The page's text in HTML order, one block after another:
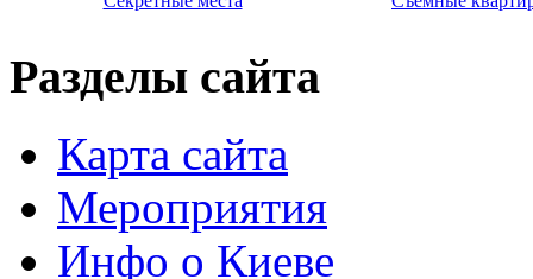
Разделы сайта
Карта сайта
Мероприятия
Инфо о Киеве